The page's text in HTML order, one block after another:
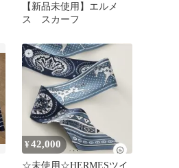
【新品未使用】エルメ
ス スカーフ
¥42,000
☆未使用☆HERMESツイ